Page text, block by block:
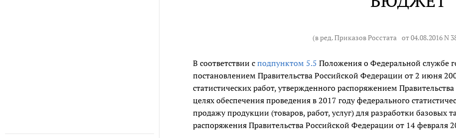
(в ред. Приказов Росстата от 04.08.2016 N
В соответствии сподпунктом 5.5 Положения о Федеральной службе
постановлением Правительства Российской Федерации от 2 июня
статистических работ, утвержденного распоряжением
целях обеспечения проведения в 2017 году федерального
продажу продукции (товаров, работ, услуг) для разработки базовых
распоряжения Правительства Российской Федерации от 14 февраля